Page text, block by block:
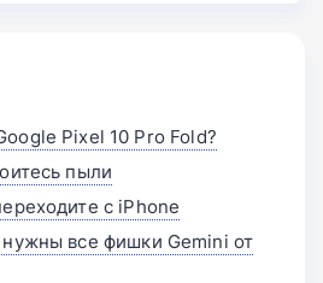
Pixel 10 Pro Fold?
пыли
с iPhone
все фишки Gemini от